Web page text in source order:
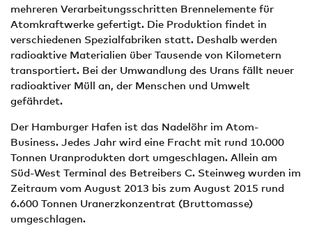
mehreren Verarbeitungsschritten Brennelemente für
Atomkraftwerke gefertigt. Die Produktion findet in
verschiedenen Spezialfabriken statt. Deshalb werden
radioaktive Materialien über Tausende von Kilometern
transportiert. Bei der Umwandlung des Urans fällt neuer
radioaktiver Müll an, der Menschen und Umwelt
gefährdet.
Der Hamburger Hafen ist das Nadelöhr im Atom-
Business. Jedes Jahr wird eine Fracht mit rund 10.000
Tonnen Uranprodukten dort umgeschlagen. Allein am
Süd-West Terminal des Betreibers C. Steinweg wurden im
Zeitraum vom August 2013 bis zum August 2015 rund
6.600 Tonnen Uranerzkonzentrat (Bruttomasse)
umgeschlagen.